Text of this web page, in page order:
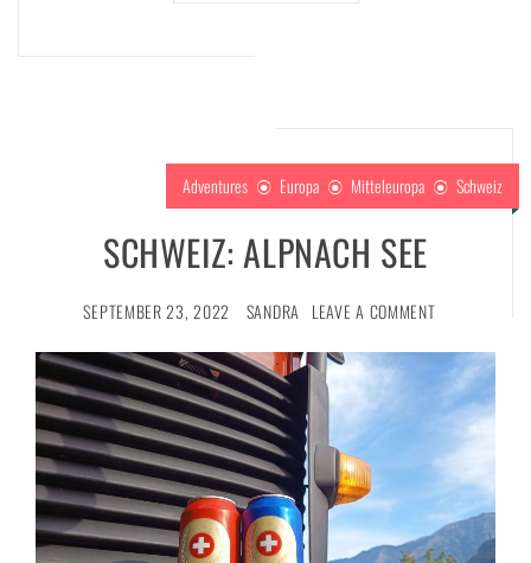
Adventures Europa Mitteleuropa Schweiz
SCHWEIZ: ALPNACH SEE
SEPTEMBER 23, 2022 SANDRA LEAVE A COMMENT